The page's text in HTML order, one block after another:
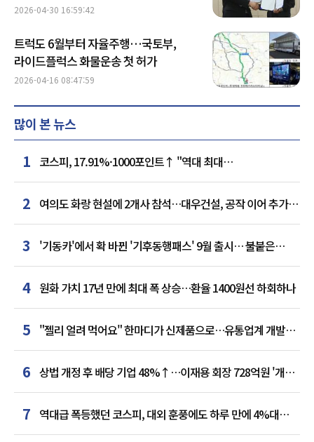
2026-04-30 16:59:42
트럭도 6월부터 자율주행…국토부,
라이드플럭스 화물운송 첫 허가
2026-04-16 08:47:59
많이 본 뉴스
1 코스피, 17.91%·1000포인트↑ "역대 최대
상승률"…'삼전닉스' 동반 상한가
2 여의도 화랑 현설에 2개사 참석…대우건설, 공작 이어 추가
거점 확보하나
3
'기동카'에서 확 바뀐 '기후동행패스' 9월 출시… 불붙은
카드사 경쟁
4 원화 가치 17년 만에 최대 폭 상승…환율 1400원선 하회하나
5 "젤리 얼려 먹어요" 한마디가 신제품으로…유통업계 개발실
된 SNS
6 상법 개정 후 배당 기업 48%↑…이재용 회장 728억원 '개인
최다'
7 역대급 폭등했던 코스피, 대외 훈풍에도 하루 만에 4%대
급락